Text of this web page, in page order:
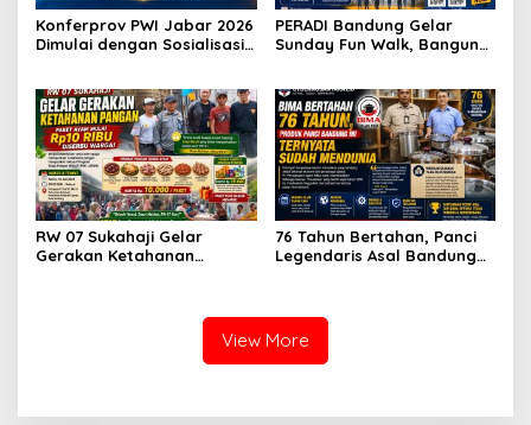
Konferprov PWI Jabar 2026
Dimulai dengan Sosialisasi
Profesionalisme
PERADI Bandung Gelar
Sunday Fun Walk, Bangun
RW 07 Sukahaji Gelar
Gerakan Ketahanan
76 Tahun Bertahan, Panci
Legendaris Asal Bandung
View More